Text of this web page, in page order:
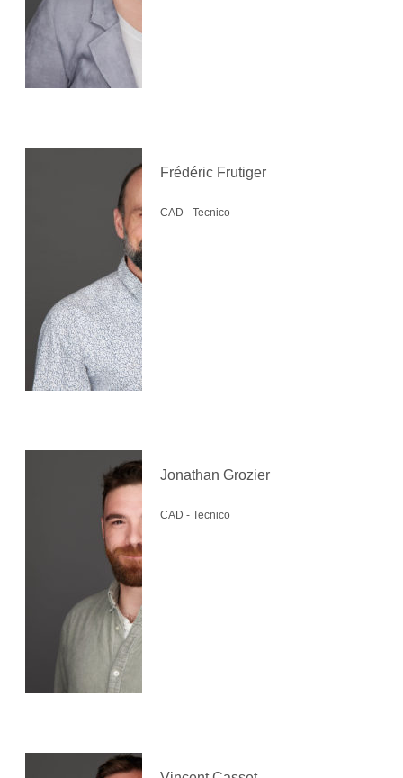
Frédéric Frutiger
CAD - Tecnico
Jonathan Grozier
CAD - Tecnico